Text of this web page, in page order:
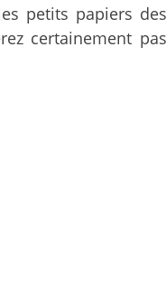
petits papiers
certainement